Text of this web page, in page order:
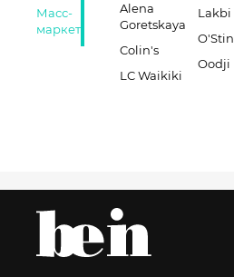
Масс-
маркет
Alena
Goretskaya
Colin's
LC Waikiki
Lakbi
O'Stin
Oodji